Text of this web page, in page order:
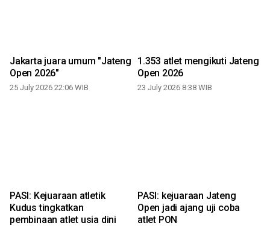
Jakarta juara umum "Jateng
Open 2026"
25 July 2026 22:06 WIB
1.353 atlet mengikuti Jateng
Open 2026
23 July 2026 8:38 WIB
PASI: Kejuaraan atletik
Kudus tingkatkan
pembinaan atlet usia dini
PASI: kejuaraan Jateng
Open jadi ajang uji coba
atlet PON